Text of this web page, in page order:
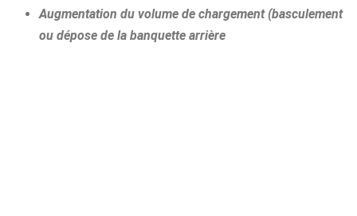
Augmentation du volume de chargement (basculement
ou dépose de la banquette arrière